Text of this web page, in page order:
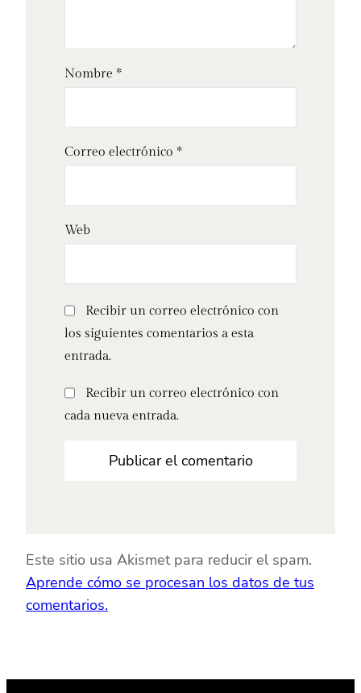
Nombre *
Correo electrónico *
Web
Recibir un correo electrónico con
los siguientes comentarios a esta
entrada.
Recibir un correo electrónico con
cada nueva entrada.
Este sitio usa Akismet para reducir el spam.
Aprende cómo se procesan los datos de tus
comentarios.